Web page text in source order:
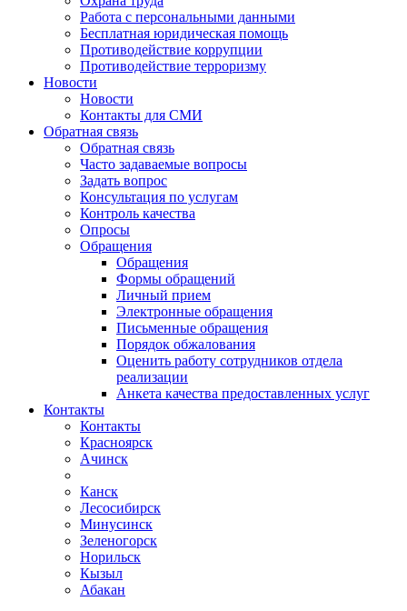
Работа с персональными данными
Бесплатная юридическая помощь
Противодействие коррупции
Противодействие терроризму
Новости
Новости
Контакты для СМИ
Обратная связь
Обратная связь
Часто задаваемые вопросы
Задать вопрос
Консультация по услугам
Контроль качества
Опросы
Обращения
Обращения
Формы обращений
Личный прием
Электронные обращения
Письменные обращения
Порядок обжалования
Оценить работу сотрудников отдела
реализации
Анкета качества предоставленных услуг
Контакты
Контакты
Красноярск
Ачинск
Канск
Лесосибирск
Минусинск
Зеленогорск
Норильск
Кызыл
Абакан